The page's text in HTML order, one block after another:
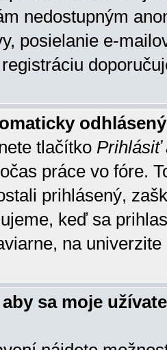
nedostupným
posielanie e-
tlačítko Prihlásiť
práce vo fóre.
prihlásený,
keď sa
na univerzite
sa moje